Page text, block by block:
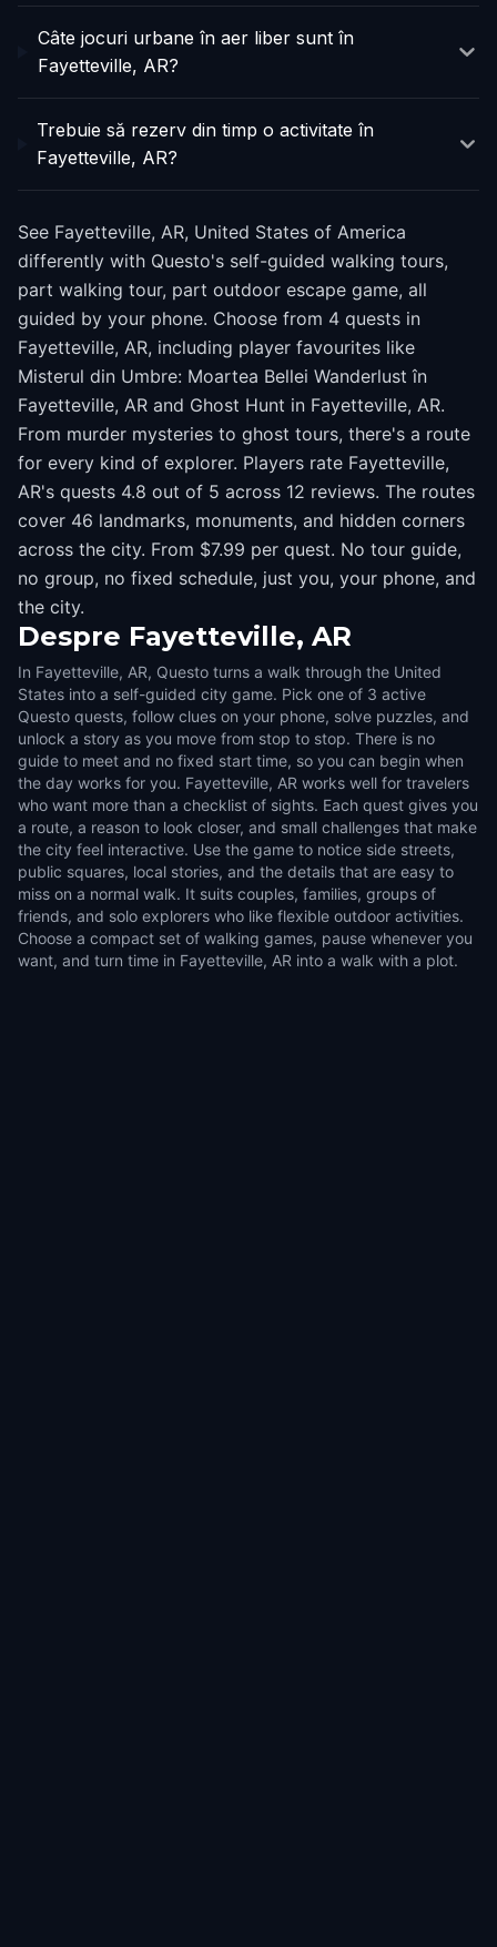
Câte jocuri urbane în aer liber sunt în
Fayetteville, AR?
Trebuie să rezerv din timp o activitate în
Fayetteville, AR?
See Fayetteville, AR, United States of America
differently with Questo's self-guided walking tours,
part walking tour, part outdoor escape game, all
guided by your phone. Choose from 4 quests in
Fayetteville, AR, including player favourites like
Misterul din Umbre: Moartea Bellei Wanderlust în
Fayetteville, AR and Ghost Hunt in Fayetteville, AR.
From murder mysteries to ghost tours, there's a route
for every kind of explorer. Players rate Fayetteville,
AR's quests 4.8 out of 5 across 12 reviews. The routes
cover 46 landmarks, monuments, and hidden corners
across the city. From $7.99 per quest. No tour guide,
no group, no fixed schedule, just you, your phone, and
the city.
Despre Fayetteville, AR
In Fayetteville, AR, Questo turns a walk through the United
States into a self-guided city game. Pick one of 3 active
Questo quests, follow clues on your phone, solve puzzles, and
unlock a story as you move from stop to stop. There is no
guide to meet and no fixed start time, so you can begin when
the day works for you. Fayetteville, AR works well for travelers
who want more than a checklist of sights. Each quest gives you
a route, a reason to look closer, and small challenges that make
the city feel interactive. Use the game to notice side streets,
public squares, local stories, and the details that are easy to
miss on a normal walk. It suits couples, families, groups of
friends, and solo explorers who like flexible outdoor activities.
Choose a compact set of walking games, pause whenever you
want, and turn time in Fayetteville, AR into a walk with a plot.